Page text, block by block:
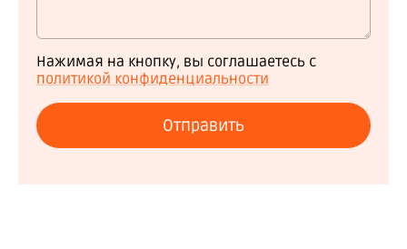
Нажимая на кнопку, вы соглашаетесь с
политикой конфиденциальности
Отправить